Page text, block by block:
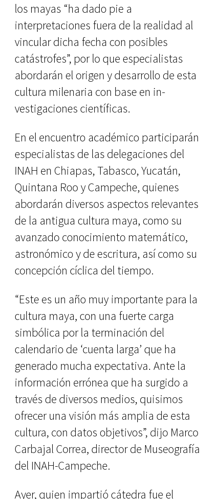
los mayas “ha dado pie a
interpretaciones fuera de la realidad al
vincular dicha fecha con posibles
catástrofes”, por lo que especialistas
abordarán el origen y desarrollo de esta
cultura milenaria con base en in­
vestigaciones científicas.
En el encuentro académico par­ticiparán
especialistas de las dele­gaciones del
INAH en Chiapas, Ta­basco, Yucatán,
Quintana Roo y Campeche, quienes
abordarán diver­sos aspectos relevantes
de la antigua cultura maya, como su
avanzado co­nocimiento matemático,
astronómi­co y de escritura, así como su
concep­ción cíclica del tiempo.
“Este es un año muy importante para la
cultura maya, con una fuerte carga
simbólica por la terminación del
calendario de ‘cuenta larga’ que ha
generado mucha expectativa. Ante la
información errónea que ha surgi­do a
través de diversos medios, quisi­mos
ofrecer una visión más amplia de esta
cultura, con datos objetivos”, di­jo Marco
Carbajal Correa, director de Museografía
del INAH-Campeche.
Ayer, quien impartió cátedra fue el